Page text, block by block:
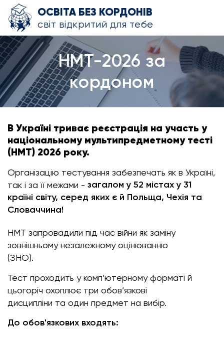
ОСВІТА БЕЗ КОРДОНІВ
світ відкритий для тебе
НМТ-2026 за
кордоном
В Україні триває реєстрація на участь у
національному мультипредметному тесті
(НМТ) 2026 року.
Організацію тестування забезпечать як в Україні,
так і за її межами - загалом у 52 містах у 31
країні світу, серед яких є й Польща, Чехія та
Словаччина!
НМТ запровадили під час війни як заміну
зовнішньому незалежному оцінюванню
(ЗНО).
Тест проходить у комп’ютерному форматі й
цьогоріч охоплює три обов’язкові
дисципліни та один предмет на вибір.
До обов'язкових входять: